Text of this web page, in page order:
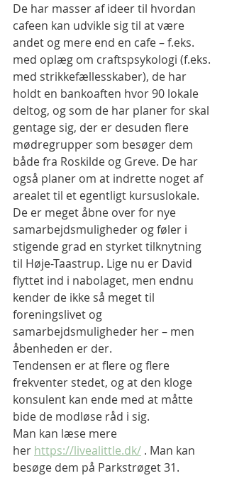
De har masser af ideer til hvordan
cafeen kan udvikle sig til at være
andet og mere end en cafe – f.eks.
med oplæg om craftspsykologi (f.eks.
med strikkefællesskaber), de har
holdt en bankoaften hvor 90 lokale
deltog, og som de har planer for skal
gentage sig, der er desuden flere
mødregrupper som besøger dem
både fra Roskilde og Greve. De har
også planer om at indrette noget af
arealet til et egentligt kursuslokale.
De er meget åbne over for nye
samarbejdsmuligheder og føler i
stigende grad en styrket tilknytning
til Høje-Taastrup. Lige nu er David
flyttet ind i nabolaget, men endnu
kender de ikke så meget til
foreningslivet og
samarbejdsmuligheder her – men
åbenheden er der.
Tendensen er at flere og flere
frekventer stedet, og at den kloge
konsulent kan ende med at måtte
bide de modløse råd i sig.
Man kan læse mere
her https://livealittle.dk/ . Man kan
besøge dem på Parkstrøget 31.